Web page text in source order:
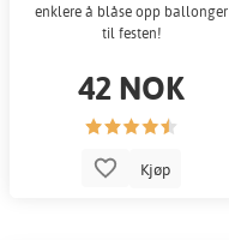
enklere å blåse opp ballonger
til festen!
42 NOK
Kjøp